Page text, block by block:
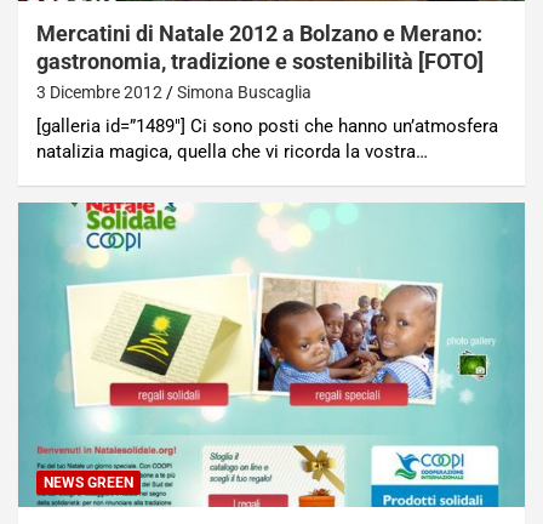
Mercatini di Natale 2012 a Bolzano e Merano:
gastronomia, tradizione e sostenibilità [FOTO]
3 Dicembre 2012 Simona Buscaglia
[galleria id=”1489″] Ci sono posti che hanno un’atmosfera
natalizia magica, quella che vi ricorda la vostra…
NEWS GREEN